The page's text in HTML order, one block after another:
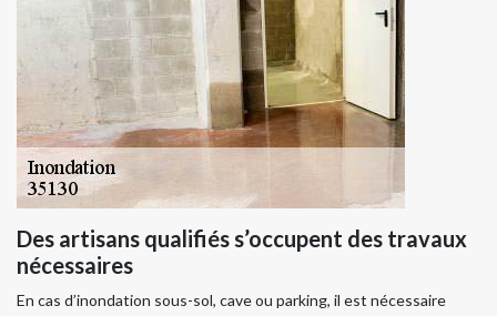
Des artisans qualifiés s’occupent des travaux
nécessaires
En cas d’inondation sous-sol, cave ou parking, il est nécessaire